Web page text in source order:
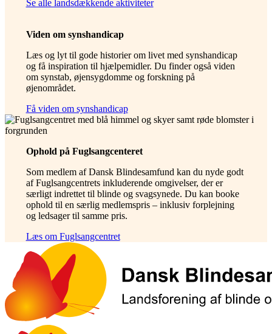
Se alle landsdækkende aktiviteter
Viden om synshandicap
Læs og lyt til gode historier om livet med synshandicap
og få inspiration til hjælpemidler. Du finder også viden
om synstab, øjensygdomme og forskning på
øjenområdet.
Få viden om synshandicap
Ophold på Fuglsangcenteret
Som medlem af Dansk Blindesamfund kan du nyde godt
af Fuglsangcentrets inkluderende omgivelser, der er
særligt indrettet til blinde og svagsynede. Du kan booke
ophold til en særlig medlemspris – inklusiv forplejning
og ledsager til samme pris.
Læs om Fuglsangcentret